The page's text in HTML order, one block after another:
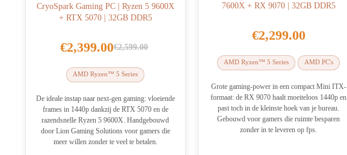
CryoSpark Gaming PC | Ryzen 5 9600X
+ RTX 5070 | 32GB DDR5
€2,599.00
Oorspronkelijke
prijs
was:
€2,599.00.
€2,399.00Huidige
prijs
is:
€2,399.00.
AMD Ryzen™ 5 Series
De ideale instap naar next-gen gaming: vloeiende
frames in 1440p dankzij de RTX 5070 en de
razendsnelle Ryzen 5 9600X. Handgebouwd
door Lion Gaming Solutions voor gamers die
meer willen zonder te veel te betalen.
7600X + RX 9070 | 32GB DDR5
€2,299.00
AMD Ryzen™ 5 Series AMD PC's
Grote gaming-power in een compact Mini ITX-
formaat: de RX 9070 haalt moeiteloos 1440p en
past toch in de kleinste hoek van je bureau.
Gebouwd voor gamers die ruimte besparen
zonder in te leveren op fps.